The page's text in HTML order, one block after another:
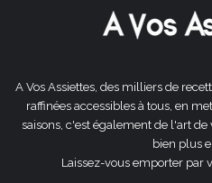
A Vos Assiettes, des milliers de
raffinées accessibles à tous, en
saisons, c'est également de l'art
bien plus
Laissez-vous emporter par